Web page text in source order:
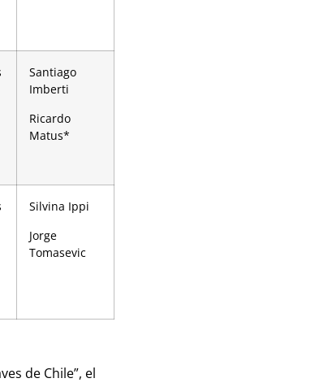
Santiago
Imberti
Ricardo
Matus*
Silvina Ippi
Jorge
Tomasevic
de Chile”, el